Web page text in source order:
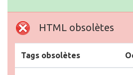
HTML obsolètes
Tags obsolètes